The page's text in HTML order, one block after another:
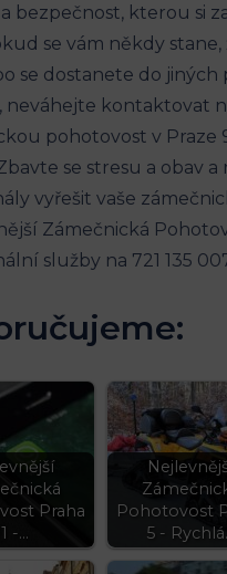
bezpečnost, kterou si
se vám někdy
se dostanete do jiných
neváhejte kontaktovat
pohotovost v Praze
se stresu a obav
vyřešit vaše
Praha
-…
Pohotovost
5 -